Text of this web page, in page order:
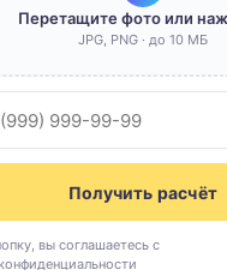
Перетащите фото или
JPG, PNG · до 10 МБ
Получить расчёт
вы соглашаетесь с